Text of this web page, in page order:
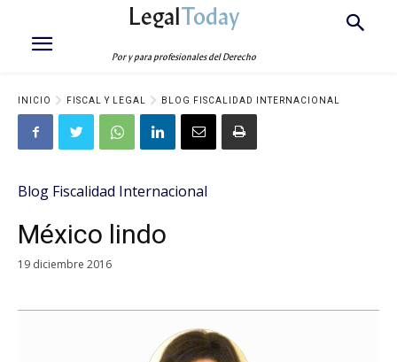
LegalToday
Por y para profesionales del Derecho
INICIO FISCAL Y LEGAL BLOG FISCALIDAD INTERNACIONAL
Blog Fiscalidad Internacional
México lindo
19 diciembre 2016